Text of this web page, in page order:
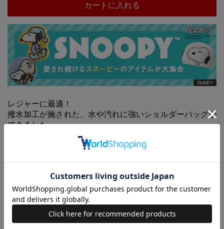
カートに入れる
レジャーに最適！
撥水加工が施された、水や汚れに強いショルダーバッグが
できました。
後面に深めのポケットがついているので、スマホショルダーとしても使
ショルダーストラップは取り外せるので、ポーチとして使うのもオスス
ポケットが多く、お財布としても使えるので、旅行やちょっとした外出
などアウトドアに便利です。
【あわせ買い時の配送について】